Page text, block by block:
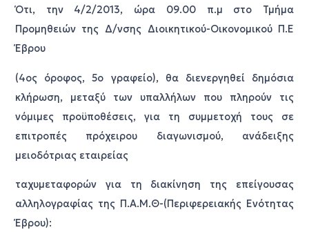
Ότι, την 4/2/2013, ώρα 09.00 π.μ στο Τμήμα
Προμηθειών της Δ/νσης Διοικητικού-Οικονομικού Π.Ε
Έβρου
(4ος όροφος, 5ο γραφείο), θα διενεργηθεί δημόσια
κλήρωση, μεταξύ των υπαλλήλων που πληρούν τις
νόμιμες προϋποθέσεις, για τη συμμετοχή τους σε
επιτροπές πρόχειρου διαγωνισμού, ανάδειξης
μειοδότριας εταιρείας
ταχυμεταφορών για τη διακίνηση της επείγουσας
αλληλογραφίας της Π.Α.Μ.Θ-(Περιφερειακής Ενότητας
Έβρου):